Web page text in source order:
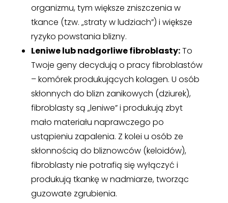
organizmu, tym większe zniszczenia w
tkance (tzw. „straty w ludziach”) i większe
ryzyko powstania blizny.
Leniwe lub nadgorliwe fibroblasty:To
Twoje geny decydują o pracy fibroblastów
– komórek produkujących kolagen. U osób
skłonnych do blizn zanikowych (dziurek),
fibroblasty są „leniwe” i produkują zbyt
mało materiału naprawczego po
ustąpieniu zapalenia. Z kolei u osób ze
skłonnością do bliznowców (keloidów),
fibroblasty nie potrafią się wyłączyć i
produkują tkankę w nadmiarze, tworząc
guzowate zgrubienia.